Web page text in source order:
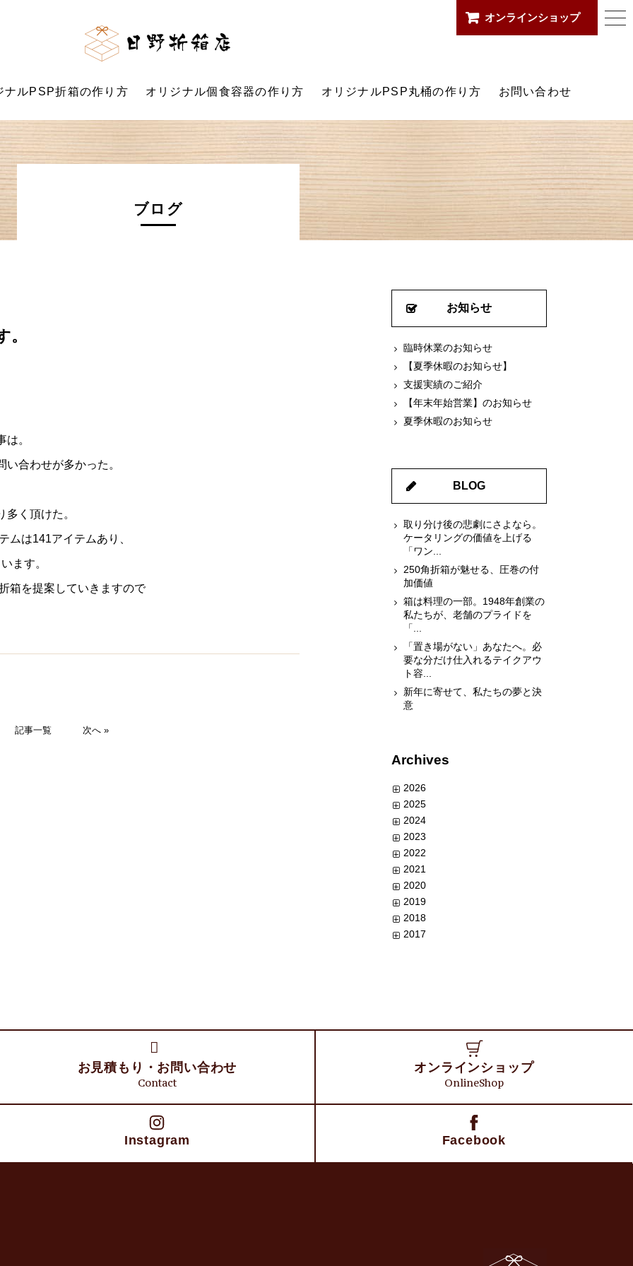
ナルPSP折箱の作り方 オリジナル個食容器の作り方 オリジナルPSP丸桶の作り方 お問い合わせ
ブログ
。
合わせが多かった。
く頂けた。
ムは141アイテムあり、
ます。
箱を提案していきますので
記事一覧 次へ »
お知らせ
臨時休業のお知らせ
【夏季休暇のお知らせ】
支援実績のご紹介
【年末年始営業】のお知らせ
夏季休暇のお知らせ
BLOG
取り分け後の悲劇にさよなら。
ケータリングの価値を上げる
「ワン...
250角折箱が魅せる、圧巻の付
加価値
箱は料理の一部。1948年創業の
私たちが、老舗のプライドを
「...
「置き場がない」あなたへ。必
要な分だけ仕入れるテイクアウ
ト容...
新年に寄せて、私たちの夢と決
意
Archives
2026
2025
2024
2023
2022
2021
2020
2019
2018
2017
お見積もり・ お問い合わせ
Contact
オンラインショップ
OnlineShop
Instagram Facebook
オンラインショップ